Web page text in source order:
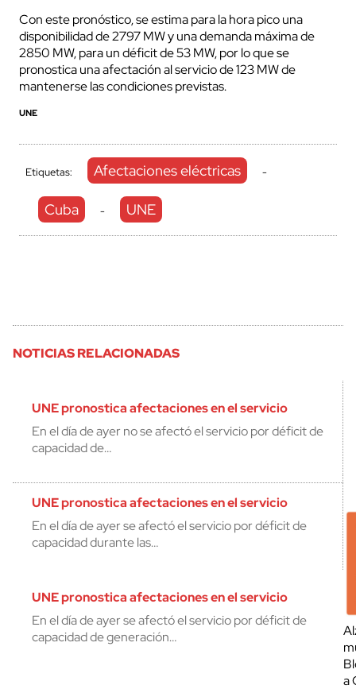
Con este pronóstico, se estima para la hora pico una
disponibilidad de 2797 MW y una demanda máxima de
2850 MW, para un déficit de 53 MW, por lo que se
pronostica una afectación al servicio de 123 MW de
mantenerse las condiciones previstas.
UNE
Etiquetas: Afectaciones eléctricas -
Cuba - UNE
NOTICIAS RELACIONADAS
UNE pronostica afectaciones en el servicio
En el día de ayer no se afectó el servicio por déficit de
capacidad de…
UNE pronostica afectaciones en el servicio
En el día de ayer se afectó el servicio por déficit de
capacidad durante las…
UNE pronostica afectaciones en el servicio
En el día de ayer se afectó el servicio por déficit de
capacidad de generación…
a